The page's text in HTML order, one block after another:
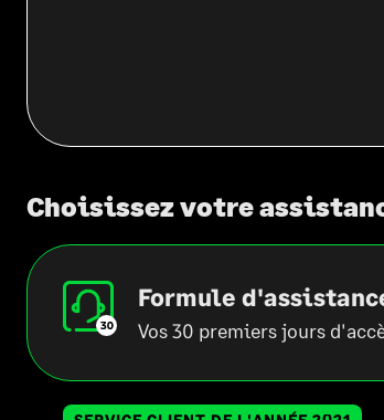
Choisissez votre
Formule
Vos 30 premiers jours